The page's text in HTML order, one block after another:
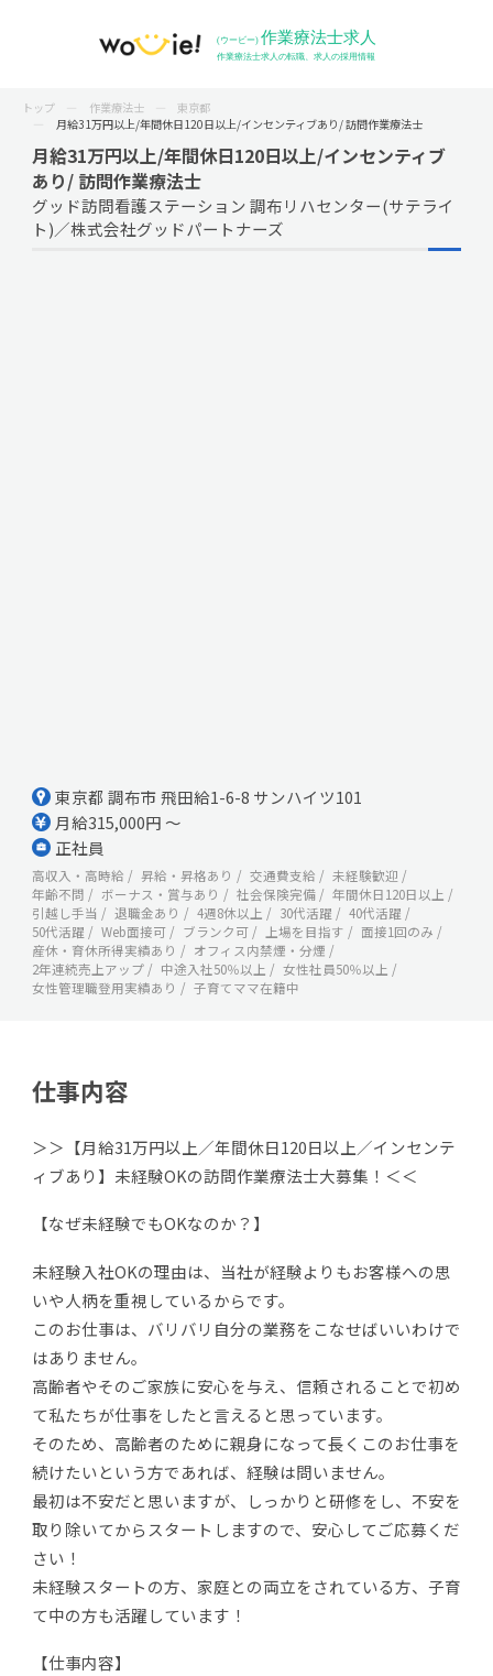
トップ 作業療法士
東京都
月給31万円以上/年間休日120日以上/インセンティブあり/ 訪問作業療法士
月給31万円以上/年間休日120日以上/インセンティブ
あり/ 訪問作業療法士
グッド訪問看護ステーション 調布リハセンター(サテライ
ト)／株式会社グッドパートナーズ
東京都 調布市 飛田給1-6-8 サンハイツ101
月給315,000円 ～
正社員
高収入・高時給 昇給・昇格あり 交通費支給
未経験歓迎
年齢不問
ボーナス・賞与あり 社会保険完備
年間休日120日以上
引越し手当
退職金あり 4週8休以上 30代活躍
40代活躍
50代活躍
Web面接可 ブランク可 上場を目指す
面接1回のみ
産休・育休所得実績あり
オフィス内禁煙・分煙
2年連続売上アップ
中途入社50％以上
女性社員50％以上
女性管理職登用実績あり
子育てママ在籍中
仕事内容
＞＞【月給31万円以上／年間休日120日以上／インセンテ
ィブあり】未経験OKの訪問作業療法士大募集！＜＜
【なぜ未経験でもOKなのか？】
未経験入社OKの理由は、当社が経験よりもお客様への思
いや人柄を重視しているからです。
このお仕事は、バリバリ自分の業務をこなせばいいわけで
はありません。
高齢者やそのご家族に安心を与え、信頼されることで初め
て私たちが仕事をしたと言えると思っています。
そのため、高齢者のために親身になって長くこのお仕事を
続けたいという方であれば、経験は問いません。
最初は不安だと思いますが、しっかりと研修をし、不安を
取り除いてからスタートしますので、安心してご応募くだ
さい！
未経験スタートの方、家庭との両立をされている方、子育
て中の方も活躍しています！
【仕事内容】